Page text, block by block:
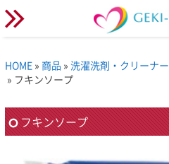
HOME» 商品 » 洗濯洗剤・クリーナー
» フキンソープ
フキンソープ